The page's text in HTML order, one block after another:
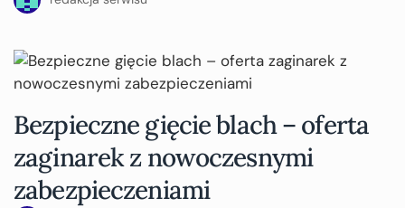
Bezpieczne gięcie blach – oferta
zaginarek z nowoczesnymi
zabezpieczeniami